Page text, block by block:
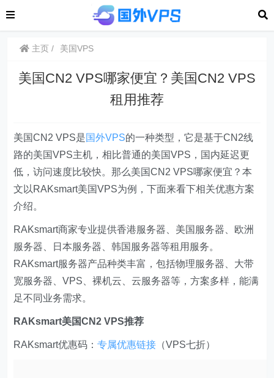
主页 美国VPS
美国CN2 VPS哪家便宜？美国CN2 VPS
租用推荐
美国CN2 VPS是国外VPS的一种类型，它是基于CN2线
路的美国VPS主机，相比普通的美国VPS，国内延迟更
低，访问速度比较快。那么美国CN2 VPS哪家便宜？本
文以RAKsmart美国VPS为例，下面来看下相关优惠方案
介绍。
RAKsmart商家专业提供香港服务器、美国服务器、欧洲
服务器、日本服务器、韩国服务器等租用服务。
RAKsmart服务器产品种类丰富，包括物理服务器、大带
宽服务器、VPS、裸机云、云服务器等，方案多样，能满
足不同业务需求。
RAKsmart美国CN2 VPS推荐
RAKsmart优惠码：专属优惠链接 （VPS七折）